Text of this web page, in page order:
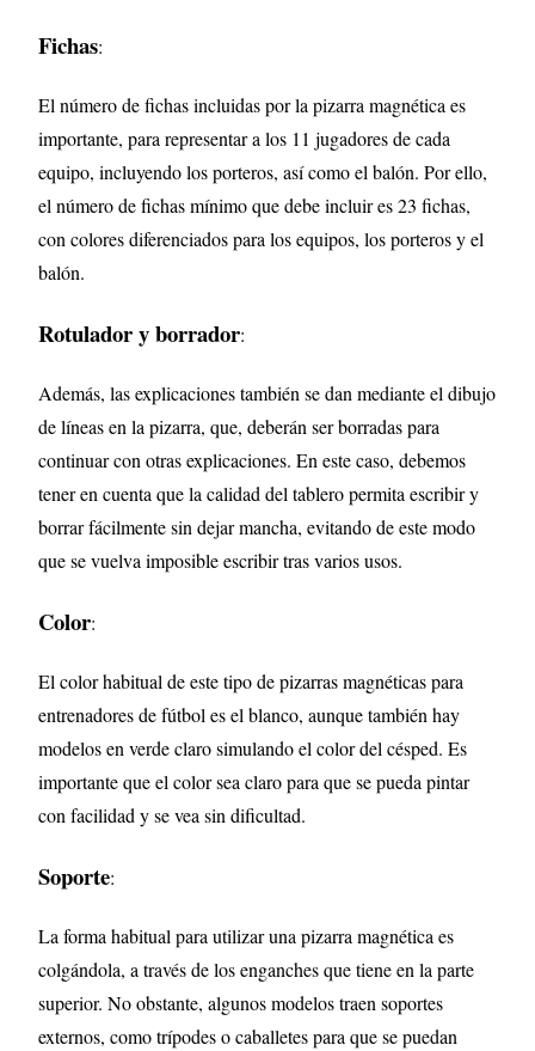
Fichas:
El número de fichas incluidas por la pizarra magnética es
importante, para representar a los 11 jugadores de cada
equipo, incluyendo los porteros, así como el balón. Por ello,
el número de fichas mínimo que debe incluir es 23 fichas,
con colores diferenciados para los equipos, los porteros y el
balón.
Rotulador y borrador:
Además, las explicaciones también se dan mediante el dibujo
de líneas en la pizarra, que, deberán ser borradas para
continuar con otras explicaciones. En este caso, debemos
tener en cuenta que la calidad del tablero permita escribir y
borrar fácilmente sin dejar mancha, evitando de este modo
que se vuelva imposible escribir tras varios usos.
Color:
El color habitual de este tipo de pizarras magnéticas para
entrenadores de fútbol es el blanco, aunque también hay
modelos en verde claro simulando el color del césped. Es
importante que el color sea claro para que se pueda pintar
con facilidad y se vea sin dificultad.
Soporte:
La forma habitual para utilizar una pizarra magnética es
colgándola, a través de los enganches que tiene en la parte
superior. No obstante, algunos modelos traen soportes
externos, como trípodes o caballetes para que se puedan